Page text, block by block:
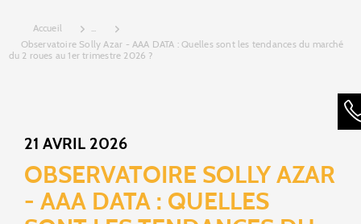
Accueil
...
Observatoire Solly Azar - AAA DATA : Quelles sont les tendances du marché
du 2 roues au 1er trimestre 2026 ?
21 AVRIL 2026
OBSERVATOIRE SOLLY AZAR
- AAA DATA : QUELLES